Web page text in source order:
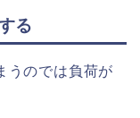
る
うのでは負荷が